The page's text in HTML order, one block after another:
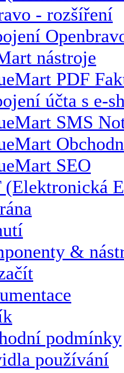
- rozšíření
nástroje
PDF
účta s e-
SMS
SEO
(Elektronická
&
podmínky
používání